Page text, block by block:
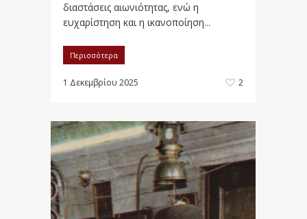
διαστάσεις αιωνιότητας, ενώ η
ευχαρίστηση και η ικανοποίηση...
Περισσότερα
1 Δεκεμβρίου 2025 2